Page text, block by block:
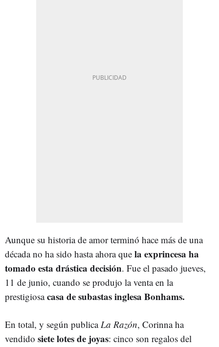
Aunque su historia de amor terminó hace más de una
década no ha sido hasta ahora que la exprincesa ha
tomado esta drástica decisión. Fue el pasado jueves,
11 de junio, cuando se produjo la venta en la
prestigiosacasa de subastas inglesa Bonhams.
En total, y según publicaLa Razón, Corinna ha
vendido siete lotes de joyas: cinco son regalos del